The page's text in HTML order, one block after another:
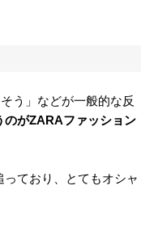
う」などが一般的な反
のがZARAファッション
ており、とてもオシャ